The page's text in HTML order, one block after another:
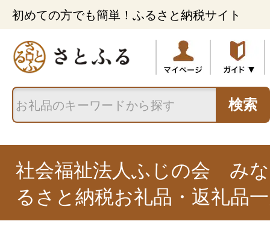
初めての方でも簡単！ふるさと納税サイト
検索
社会福祉法人ふじの会 み
るさと納税お礼品・返礼品